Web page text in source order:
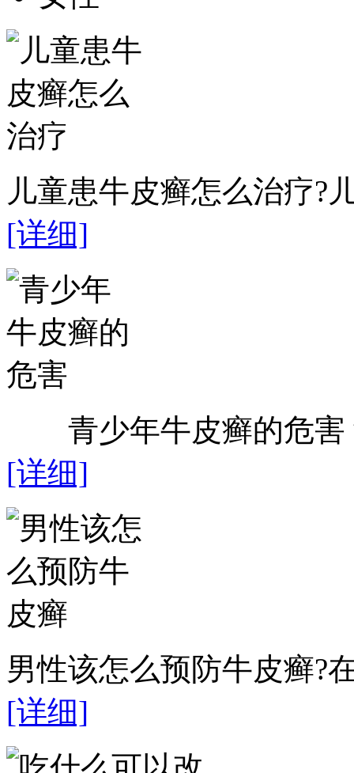
儿童患牛皮癣怎么治疗?
[详细]
青少年牛皮癣的危害
[详细]
男性该怎么预防牛皮癣?
[详细]